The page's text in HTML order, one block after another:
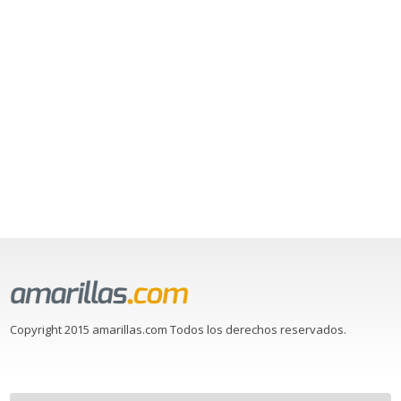
Copyright 2015 amarillas.com Todos los derechos reservados.